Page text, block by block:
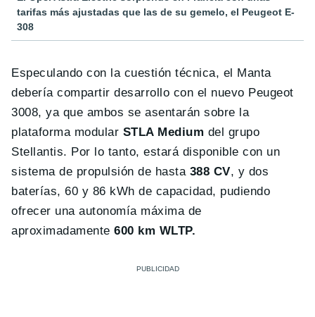
tarifas más ajustadas que las de su gemelo, el Peugeot E-
308
Especulando con la cuestión técnica, el Manta
debería compartir desarrollo con el nuevo Peugeot
3008, ya que ambos se asentarán sobre la
plataforma modular STLA Medium del grupo
Stellantis. Por lo tanto, estará disponible con un
sistema de propulsión de hasta 388 CV, y dos
baterías, 60 y 86 kWh de capacidad, pudiendo
ofrecer una autonomía máxima de
aproximadamente600 km WLTP.